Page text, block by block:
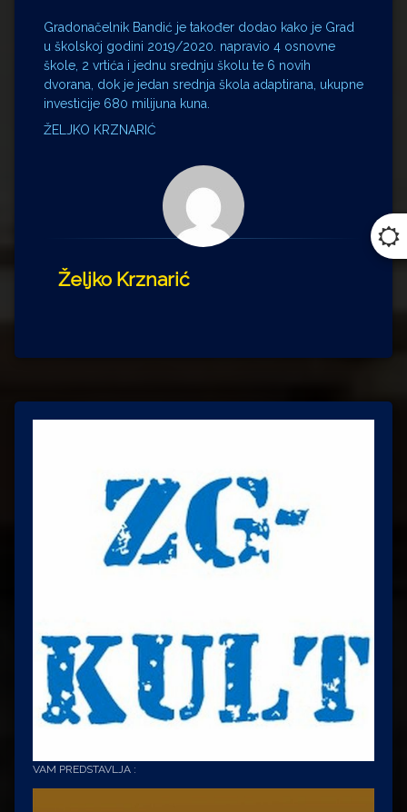
Gradonačelnik Bandić je također dodao kako je Grad
u školskoj godini 2019/2020. napravio 4 osnovne
škole, 2 vrtića i jednu srednju školu te 6 novih
dvorana, dok je jedan srednja škola adaptirana, ukupne
investicije 680 milijuna kuna.
ŽELJKO KRZNARIĆ
Željko Krznarić
VAM PREDSTAVLJA :